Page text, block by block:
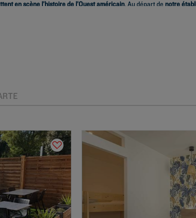
en scène l’histoire de l’Ouest américain. Au départ de notre